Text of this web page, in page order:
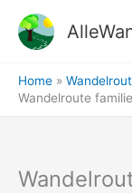
naar
Home
Wandelroute